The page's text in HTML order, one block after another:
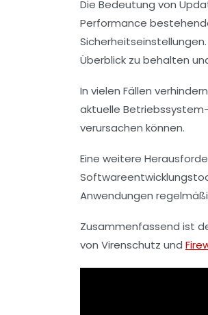
Die Bedeutung von
Performance
Überblick zu behalten
In vielen Fällen
aktuelle
verursachen können.
Eine weitere
Anwendungen
Zusammenfassend ist
von Virenschutz und